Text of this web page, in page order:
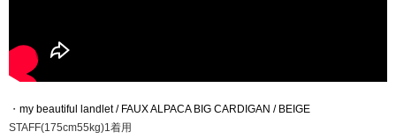
・ my beautiful landlet / FAUX ALPACA BIG CARDIGAN / BEIGE
STAFF(175cm55kg)1着用